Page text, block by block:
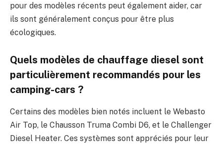
pour des modèles récents peut également aider, car
ils sont généralement conçus pour être plus
écologiques.
Quels modèles de chauffage diesel sont
particulièrement recommandés pour les
camping-cars ?
Certains des modèles bien notés incluent le Webasto
Air Top, le Chausson Truma Combi D6, et le Challenger
Diesel Heater. Ces systèmes sont appréciés pour leur